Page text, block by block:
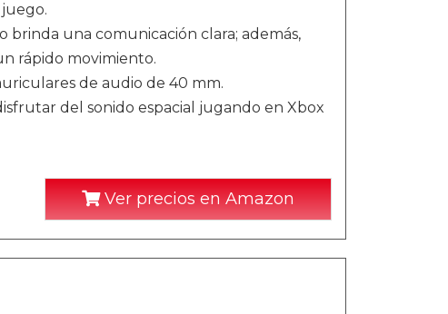
una comunicación clara; además,
rápido movimiento.
de audio de 40 mm.
del sonido espacial jugando en Xbox
Ver precios en Amazon